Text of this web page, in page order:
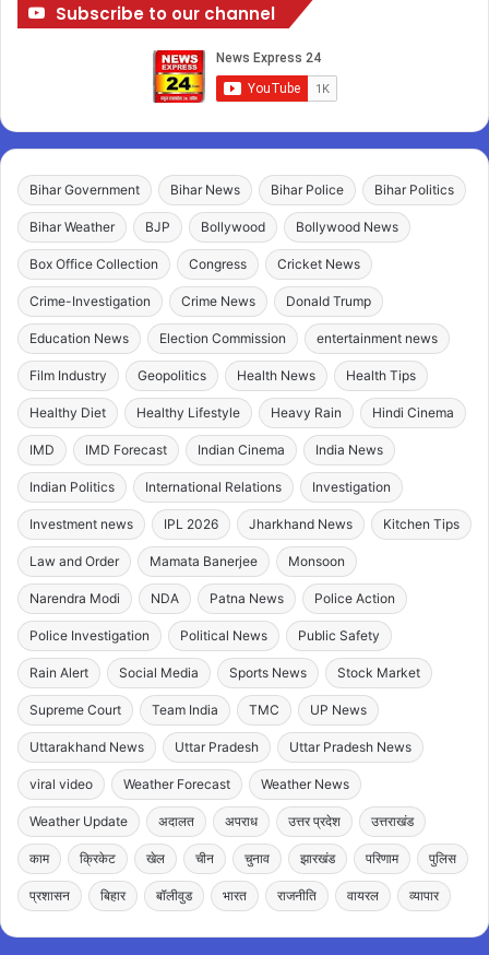
Subscribe to our channel
Bihar Government Bihar News Bihar Police Bihar Politics
Bihar Weather BJP Bollywood Bollywood News
Box Office Collection Congress Cricket News
Crime-Investigation Crime News Donald Trump
Education News Election Commission entertainment news
Film Industry Geopolitics Health News Health Tips
Healthy Diet Healthy Lifestyle Heavy Rain Hindi Cinema
IMD IMD Forecast Indian Cinema India News
Indian Politics International Relations Investigation
Investment news IPL 2026 Jharkhand News Kitchen Tips
Law and Order Mamata Banerjee Monsoon
Narendra Modi NDA Patna News Police Action
Police Investigation Political News Public Safety
Rain Alert Social Media Sports News Stock Market
Supreme Court Team India TMC UP News
Uttarakhand News Uttar Pradesh Uttar Pradesh News
viral video Weather Forecast Weather News
Weather Update अदालत अपराध उत्तर प्रदेश उत्तराखंड
काम क्रिकेट खेल चीन चुनाव झारखंड परिणाम पुलिस
प्रशासन बिहार बॉलीवुड भारत राजनीति वायरल व्यापार